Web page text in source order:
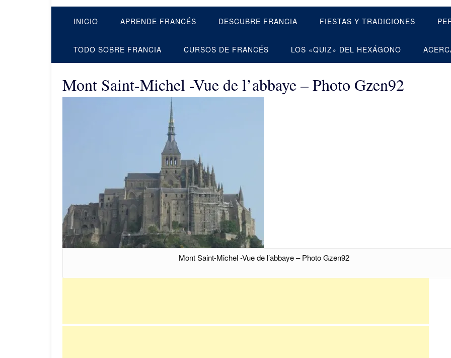
INICIO APRENDE FRANCÉS DESCUBRE FRANCIA FIESTAS Y TRADICIONES
TODO SOBRE FRANCIA CURSOS DE FRANCÉS LOS «QUIZ» DEL HEXÁGONO
Mont Saint-Michel -Vue de l’abbaye – Photo Gzen92
Mont Saint-Michel -Vue de l’abbaye – Photo Gzen92